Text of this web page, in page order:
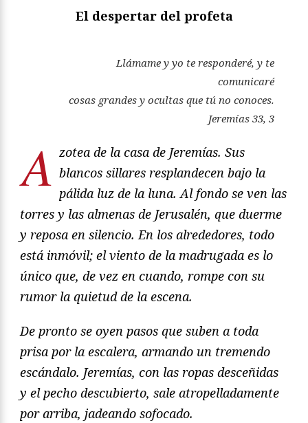
El despertar del profeta
Llámame y yo te responderé, y te
comunicaré
cosas grandes y ocultas que tú no conoces.
Jeremías 33, 3
A zotea de la casa de Jeremías. Sus
blancos sillares resplandecen bajo la
pálida luz de la luna. Al fondo se ven las
torres y las almenas de Jerusalén, que duerme
y reposa en silencio. En los alrededores, todo
está inmóvil; el viento de la madrugada es lo
único que, de vez en cuando, rompe con su
rumor la quietud de la escena.
De pronto se oyen pasos que suben a toda
prisa por la escalera, armando un tremendo
escándalo. Jeremías, con las ropas desceñidas
y el pecho descubierto, sale atropelladamente
por arriba, jadeando sofocado.